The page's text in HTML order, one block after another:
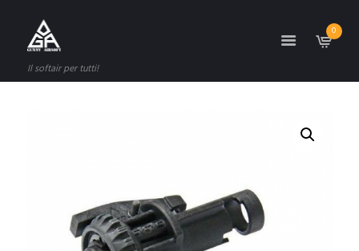
Il softair per tutti!
0